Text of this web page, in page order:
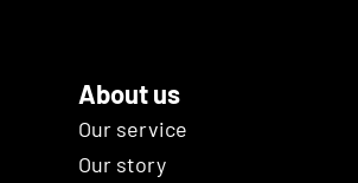
About us
Our service
Our story